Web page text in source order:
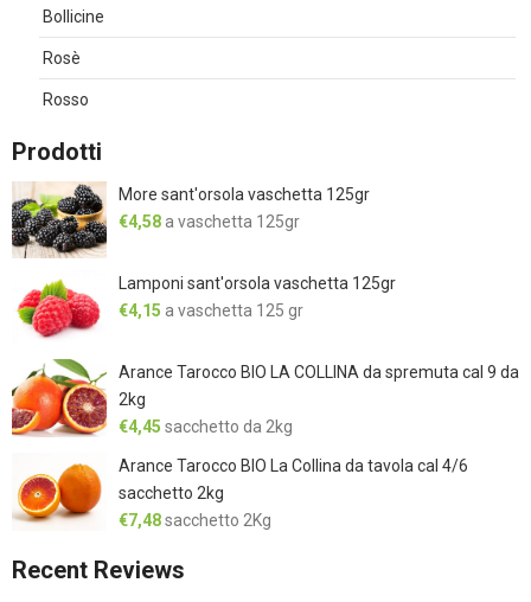
Bollicine
Rosè
Rosso
Prodotti
More sant'orsola vaschetta 125gr
€4,58 a vaschetta 125gr
Lamponi sant'orsola vaschetta 125gr
€4,15 a vaschetta 125 gr
Arance Tarocco BIO LA COLLINA da spremuta cal 9 da
2kg
€4,45 sacchetto da 2kg
Arance Tarocco BIO La Collina da tavola cal 4/6
sacchetto 2kg
€7,48sacchetto 2Kg
Recent Reviews